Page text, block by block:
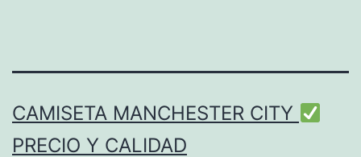
CAMISETA MANCHESTER CITY
PRECIO Y CALIDAD